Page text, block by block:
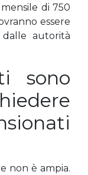
di 750
essere
autorità
sono
non è ampia.